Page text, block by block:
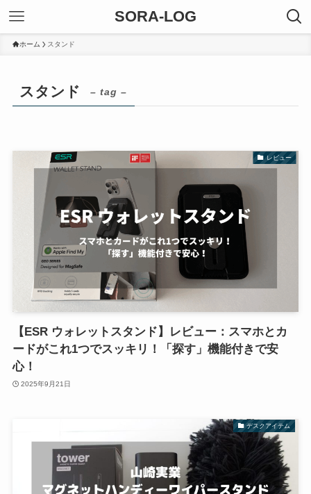
SORA-LOG
ホーム スタンド
スタンド – tag –
レビュー
【ESR ウォレットスタンド】レビュー：スマホとカ
ードがこれ1つでスッキリ！「探す」機能付きで安
心！
2025年9月21日
デスクアイテム